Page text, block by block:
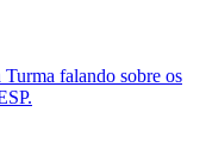
falando sobre os